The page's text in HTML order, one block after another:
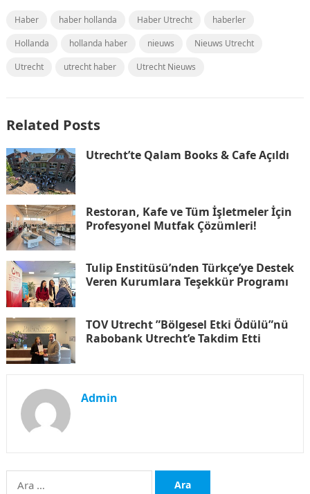
Haber haber hollanda Haber Utrecht
haberler
Hollanda
hollanda haber nieuws
Nieuws Utrecht
Utrecht
utrecht haber Utrecht Nieuws
Related Posts
Utrecht’te Qalam Books & Cafe Açıldı
Restoran, Kafe ve Tüm İşletmeler İçin
Profesyonel Mutfak Çözümleri!
Tulip Enstitüsü’nden Türkçe’ye Destek
Veren Kurumlara Teşekkür Programı
TOV Utrecht ”Bölgesel Etki Ödülü”nü
Rabobank Utrecht’e Takdim Etti
Admin
Arama: